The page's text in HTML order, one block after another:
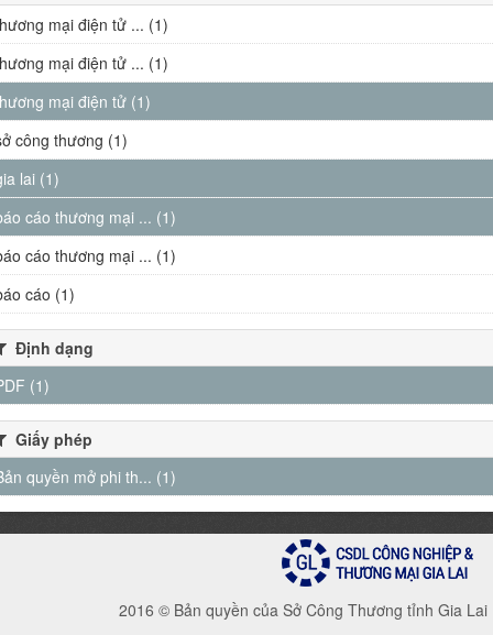
mại điện tử ... (1)
mại điện tử ... (1)
mại điện tử (1)
công thương (1)
lai (1)
cáo thương mại ... (1)
cáo thương mại ... (1)
cáo (1)
Định dạng
(1)
Giấy phép
quyền mở phi th... (1)
2016 © Bản quyền của Sở Công Thương tỉnh Gia Lai